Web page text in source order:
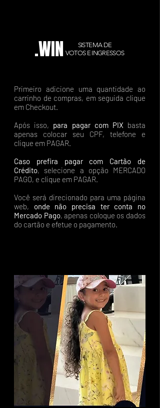
.WIN
SISTEMA DE
VOTOS E INGRESSOS
Primeiro adicione uma quantidade ao
carrinho de compras, em seguida clique
em Checkout.
Após isso, para pagar com PIX basta
apenas colocar seu CPF, telefone e
clique em PAGAR.
Caso prefira pagar com Cartão de
Crédito, selecione a opção MERCADO
PAGO, e clique em PAGAR.
Você será direcionado para uma página
web, onde não precisa ter conta no
Mercado Pago, apenas coloque os dados
do cartão e efetue o pagamento.